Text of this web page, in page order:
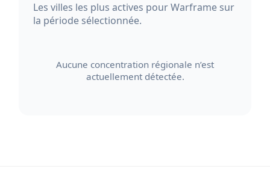
Les villes les plus actives pour Warframe sur
la période sélectionnée.
Aucune concentration régionale n’est
actuellement détectée.